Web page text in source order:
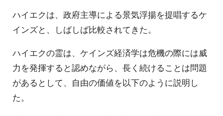
ハイエクは、政府主導による景気浮揚を提唱するケ
インズと、しばしば比較されてきた。
ハイエクの霊は、ケインズ経済学は危機の際には威
力を発揮すると認めながら、長く続けることは問題
があるとして、自由の価値を以下のように説明し
た。